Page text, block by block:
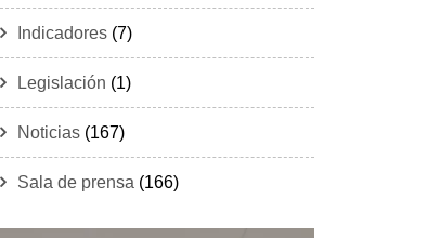
Indicadores (7)
Legislación (1)
Noticias (167)
Sala de prensa (166)